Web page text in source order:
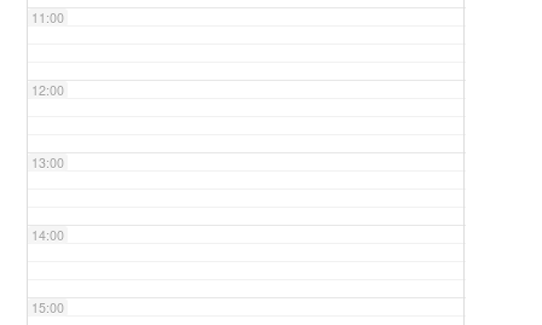
11:00
12:00
13:00
14:00
15:00